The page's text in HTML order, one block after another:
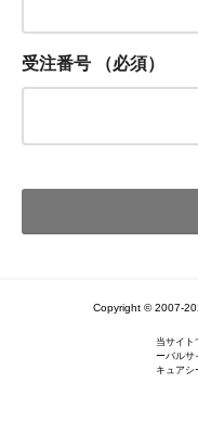
受注番号 （必須）
Copyright © 2007-
当サイト
ーバルサ
キュアシ